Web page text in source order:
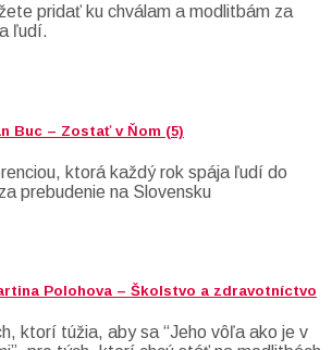
pridať ku chválam a modlitbám za
ľudí.
Buc – Zostať v Ňom (5)
ktorá každý rok spája ľudí do
prebudenie na Slovensku
Polohova – Školstvo a zdravotníctvo
ktorí túžia, aby sa “Jeho vôľa ako je v